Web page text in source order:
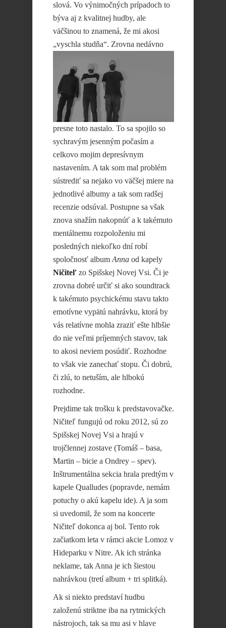
slová. Vo výnimočných prípadoch to
býva aj z kvalitnej hudby, ale
väčšinou to znamená, že mi akosi
„vyschla studňa“. Zrovna nedávno
presne toto nastalo. To sa spojilo so
sychravým jesenným počasím a
celkovo mojim depresívnym
nastavením. A tak som mal problém
sústrediť sa nejako vo väčšej miere na
jednotlivé albumy a tak som radšej
recenzie odsúval. Postupne sa však
znova snažím nakopnúť a k takémuto
mentálnemu rozpoloženiu mi
posledných niekoľko dní robí
spoločnosť album Anna od kapely
Ničiteľ zo Spišskej Novej Vsi. Či je
zrovna dobré určiť si ako soundtrack
k takémuto psychickému stavu takto
emotívne vypätú nahrávku, ktorá by
vás relatívne mohla zraziť ešte hlbšie
do nie veľmi príjemných stavov, tak
to akosi neviem posúdiť. Rozhodne
to však vie zanechať stopu. Či dobrú,
či zlú, to netuším, ale hlbokú
rozhodne.
Prejdime tak trošku k predstavovačke.
Ničiteľ fungujú od roku 2012, sú zo
Spišskej Novej Vsi a hrajú v
trojčlennej zostave (Tomáš – basa,
Martin – bicie a Ondrey – spev).
Inštrumentálna sekcia hrala predtým v
kapele Qualludes (popravde, nemám
potuchy o akú kapelu ide). A ja som
si uvedomil, že som na koncerte
Ničiteľ dokonca aj bol. Tento rok
začiatkom leta v rámci akcie Lomoz v
Hideparku v Nitre. Ak ich stránka
neklame, tak Anna je ich šiestou
nahrávkou (tretí album + tri splitká).
Ak si niekto predstaví hudbu
založenú striktne iba na rytmických
nástrojoch, tak sa mu asi v hlave